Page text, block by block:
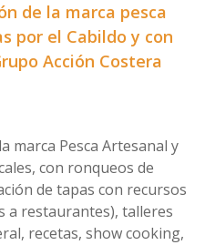
de la marca pesca
por el Cabildo y con
Acción Costera
marca Pesca Artesanal y
con ronqueos de
de tapas con recursos
a restaurantes), talleres
recetas, show cooking,